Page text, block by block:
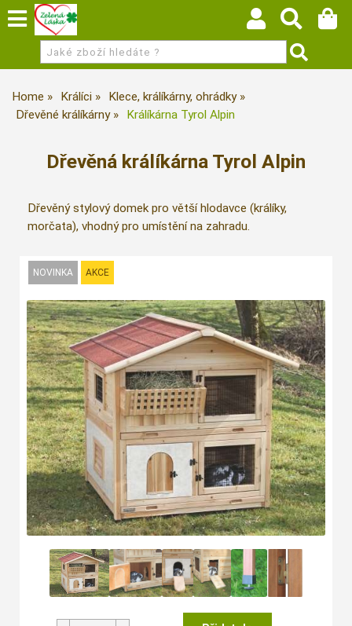
Home Králíci
Klece, králíkárny, ohrádky
Dřevěné králíkárny
Králíkárna Tyrol Alpin
Dřevěná králíkárna Tyrol Alpin
Dřevěný stylový domek pro větší hlodavce (králíky,
morčata), vhodný pro umístění na zahradu.